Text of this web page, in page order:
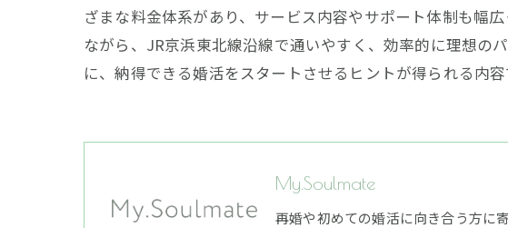
ざまな料金体系があり、サービス内容やサポート体制も幅
ながら、JR京浜東北線沿線で通いやすく、効率的に理想の
に、納得できる婚活をスタートさせるヒントが得られる内容
My.Soulmate
再婚や初めての婚活に向き合う方に